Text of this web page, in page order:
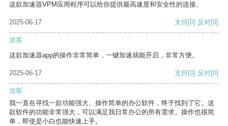
这款加速器VPM应用程序可以给你提供最高速度和安全性的连接。
2025-06-17 支持[0] 反对[0]
游客
这款加速器app的操作非常简单，一键加速就能开启，非常方便。
2025-06-17 支持[0] 反对[0]
游客
我一直在寻找一款功能强大、操作简单的办公软件，终于找到了它。这
款软件的功能非常强大，可以满足我日常办公的所有需求。操作也很简
单，即使是小白也能快速上手。